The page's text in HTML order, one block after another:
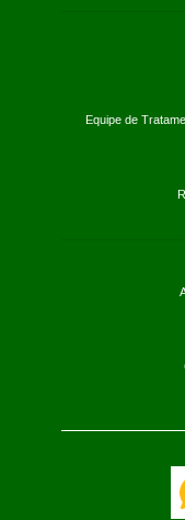
Equipe de